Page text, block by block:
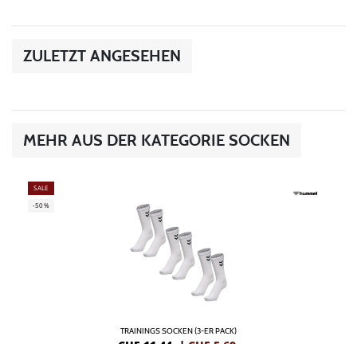
ZULETZT ANGESEHEN
MEHR AUS DER KATEGORIE SOCKEN
SALE
-50%
TRAININGS SOCKEN (3-ER PACK)